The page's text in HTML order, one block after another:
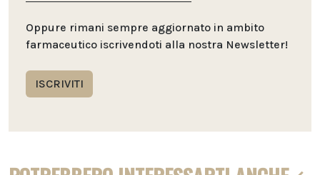
Oppure rimani sempre aggiornato in ambito
farmaceutico iscrivendoti alla nostra Newsletter!
ISCRIVITI